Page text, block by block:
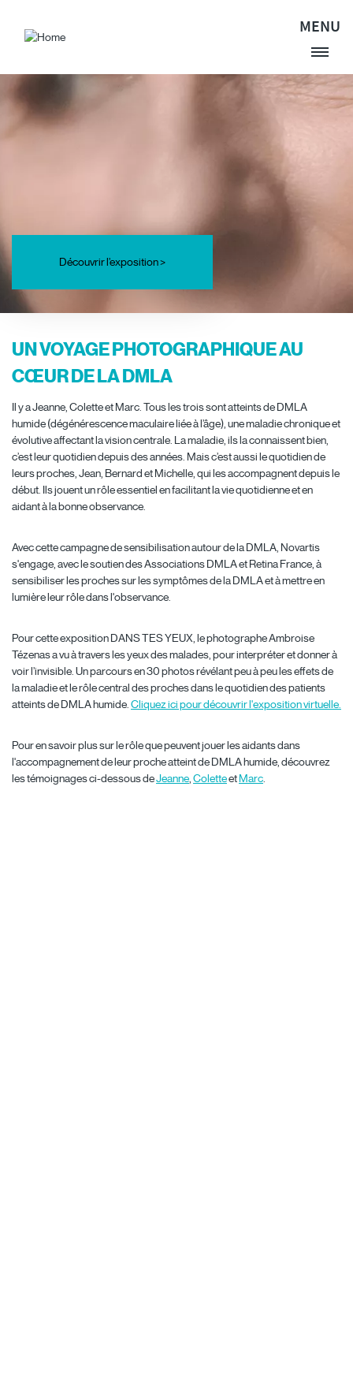
Site Logo
MENU
Découvrir l’exposition >
UN VOYAGE PHOTOGRAPHIQUE AU
CŒUR DE LA DMLA
Il y a Jeanne, Colette et Marc. Tous les trois sont atteints de DMLA
humide (dégénérescence maculaire liée à l’âge), une maladie chronique et
évolutive affectant la vision centrale. La maladie, ils la connaissent bien,
c’est leur quotidien depuis des années. Mais c’est aussi le quotidien de
leurs proches, Jean, Bernard et Michelle, qui les accompagnent depuis le
début. Ils jouent un rôle essentiel en facilitant la vie quotidienne et en
aidant à la bonne observance.
Avec cette campagne de sensibilisation autour de la DMLA, Novartis
s'engage, avec le soutien des Associations DMLA et Retina France, à
sensibiliser les proches sur les symptômes de la DMLA et à mettre en
lumière leur rôle dans l'observance.
Pour cette exposition DANS TES YEUX, le photographe Ambroise
Tézenas a vu à travers les yeux des malades, pour interpréter et donner à
voir l’invisible. Un parcours en 30 photos révélant peu à peu les effets de
la maladie et le rôle central des proches dans le quotidien des patients
atteints de DMLA humide. Cliquez ici pour découvrir l'exposition virtuelle
Pour en savoir plus sur le rôle que peuvent jouer les aidants dans
l'accompagnement de leur proche atteint de DMLA humide, découvrez
les témoignages ci-dessous deJeanne Coletteet Marc